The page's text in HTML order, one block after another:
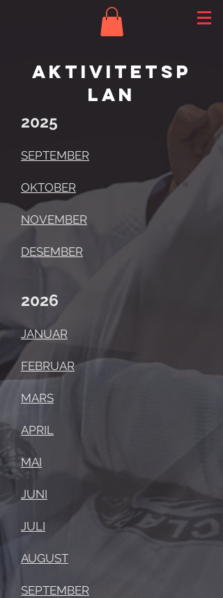
AKTIVITETSP
LAN
2025
SEPTEMBER
OKTOBER
NOVEMBER
DESEMBER
2026
JANUAR
FEBRUAR
MARS
APRIL
MAI
JUNI
JULI
AUGUST
SEPTEMBER